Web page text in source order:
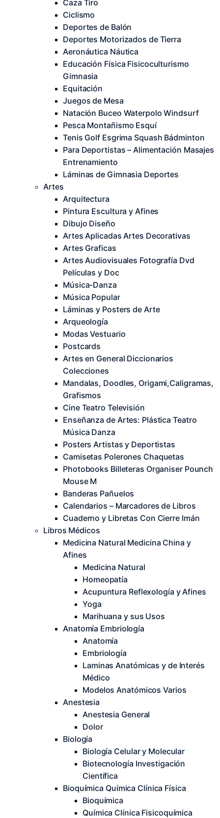
Caza Tiro
Ciclismo
Deportes de Balón
Deportes Motorizados de Tierra
Aeronáutica Náutica
Educación Física Fisicoculturismo
Gimnasia
Equitación
Juegos de Mesa
Natación Buceo Waterpolo Windsurf
Pesca Montañismo Esquí
Tenis Golf Esgrima Squash Bádminton
Para Deportistas – Alimentación Masajes
Entrenamiento
Láminas de Gimnasia Deportes
Artes
Arquitectura
Pintura Escultura y Afines
Dibujo Diseño
Artes Aplicadas Artes Decorativas
Artes Graficas
Artes Audiovisuales Fotografía Dvd
Películas y Doc
Música-Danza
Música Popular
Láminas y Posters de Arte
Arqueología
Modas Vestuario
Postcards
Artes en General Diccionarios
Colecciones
Mandalas, Doodles, Origami,Caligramas,
Grafismos
Cine Teatro Televisión
Enseñanza de Artes: Plástica Teatro
Música Danza
Posters Artistas y Deportistas
Camisetas Polerones Chaquetas
Photobooks Billeteras Organiser Pounch
Mouse M
Banderas Pañuelos
Calendarios – Marcadores de Libros
Cuaderno y Libretas Con Cierre Imán
Libros Médicos
Medicina Natural Medicina China y
Afines
Medicina Natural
Homeopatía
Acupuntura Reflexología y Afines
Yoga
Marihuana y sus Usos
Anatomía Embriología
Anatomía
Embriología
Laminas Anatómicas y de Interés
Médico
Modelos Anatómicos Varios
Anestesia
Anestesia General
Dolor
Biología
Biología Celular y Molecular
Biotecnología Investigación
Científica
Bioquímica Química Clínica Física
Bioquímica
Química Clínica Fisicoquímica